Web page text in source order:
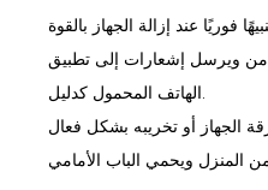
فوريًا عند إزالة الجهاز بالقوة
ويرسل إشعارات إلى تطبيق
الجهاز أو تخريبه بشكل فعال
المنزل ويحمي الباب الأمامي